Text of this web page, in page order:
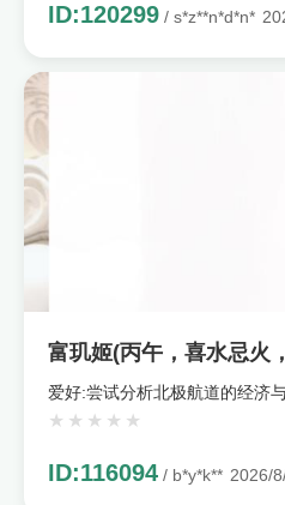
ID:120299 / s*z**n*d*n*
富玑姬(丙午，喜水忌火
爱好:尝试分析北极航道的经济
ID:116094 / b*y*k** 2026/